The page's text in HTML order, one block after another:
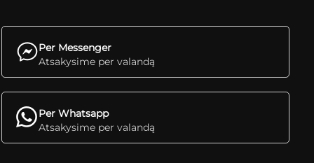
Per Messenger
Atsakysime per valandą
Per Whatsapp
Atsakysime per valandą